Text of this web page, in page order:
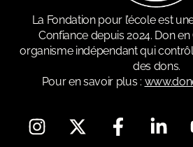
La Fondation pour l’école est
Confiance depuis 2024. Don
organisme indépendant qui
des dons.
Pour en savoir plus :